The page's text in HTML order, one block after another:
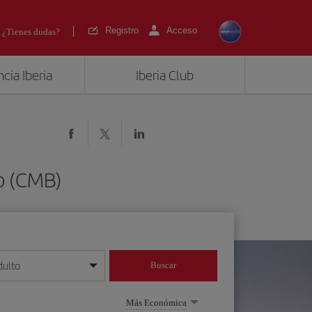
¿Tienes dudas? Registro Acceso
Iberia Iberia Club
(CMB)
mes/año
Buscar
Más Económica